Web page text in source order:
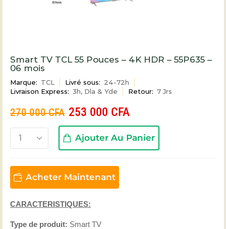
Smart TV TCL 55 Pouces – 4K HDR – 55P635 –
06 mois
Marque: TCL Livré sous: 24-72h
Livraison Express: 3h, Dla & Yde Retour: 7 Jrs
270 000CFA 253 000 CFA
Ajouter Au Panier
Acheter Maintenant
CARACTERISTIQUES:
Type de produit: Smart TV